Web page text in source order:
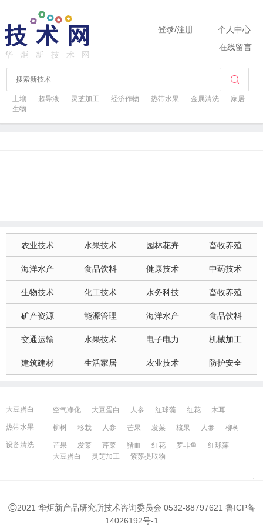
土壤 超导液 灵芝加工 经济作物 热带水果 金属清洗
家居
生物
登录/注册
个人中心
在线留言
农业技术 水果技术 园林花卉 畜牧养殖
海洋水产 食品饮料 健康技术 中药技术
生物技术 化工技术 水务科技 畜牧养殖
矿产资源 能源管理 海洋水产 食品饮料
交通运输 水果技术 电子电力 机械加工
建筑建材 生活家居 农业技术 防护安全
大豆蛋白 空气净化 大豆蛋白 人参 红球藻 红花
木耳
红花
芒果 红球藻 芹菜 养鸭 芒果 芹菜
热带水果 柳树 移栽 人参 芒果 发菜 核果 人参
柳树
大豆蛋白
人参 发菜 猪血 红花 柳树
发菜
宁波百姓网
镇江百姓网 湖州百姓网
设备清洗 芒果 发菜 芹菜 猪血 红花 罗非鱼
红球藻
大豆蛋白
灵芝加工 紫苏提取物
©2021 华炬新产品研究所技术咨询委员会 0532-88797621 鲁ICP备
14026192号-1